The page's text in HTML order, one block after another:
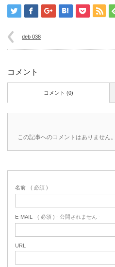
deb 038
コメント
コメント (0)
この記事へのコメントはありません。
名前 ( 必須 )
E-MAIL ( 必須 ) - 公開されません -
URL